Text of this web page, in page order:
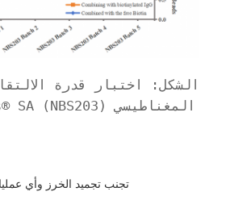
الأدوات الآلية والمستهلكات
الشكل: اختبار قدرة
المغناطيسي Rebeads® SA (NBS203)
تجنب تجميد الخرز وأي